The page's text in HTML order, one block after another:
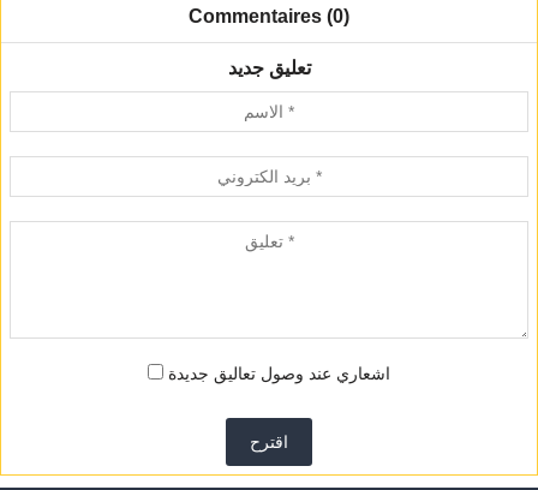
Commentaires (0)
تعليق جديد
اشعاري عند وصول تعاليق جديدة
اقترح